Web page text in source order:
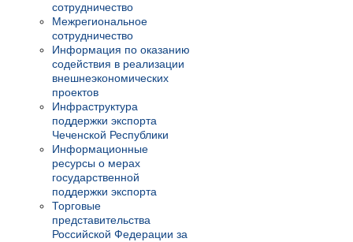
сотрудничество
Межрегиональное
сотрудничество
Информация по оказанию
содействия в реализации
внешнеэкономических
проектов
Инфраструктура
поддержки экспорта
Чеченской Республики
Информационные
ресурсы о мерах
государственной
поддержки экспорта
Торговые
представительства
Российской Федерации за